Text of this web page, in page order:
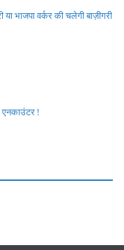
भाजपा वर्कर की चलेगी बाज़ीगरी
एनकाउंटर !